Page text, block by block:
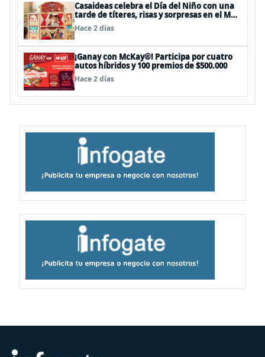
Casaideas celebra el Día del Niño con una
tarde de títeres, risas y sorpresas en el Mall
Plaza Vespucio
Hace 2 días
¡Ganay con McKay®! Participa por cuatro
autos híbridos y 100 premios de $500.000
Hace 2 días